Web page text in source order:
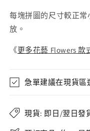
每塊拼圖的尺寸較正
放。
《更多花藝 Flowers 款
急單建議在現貨區
現貨: 即日/翌日發